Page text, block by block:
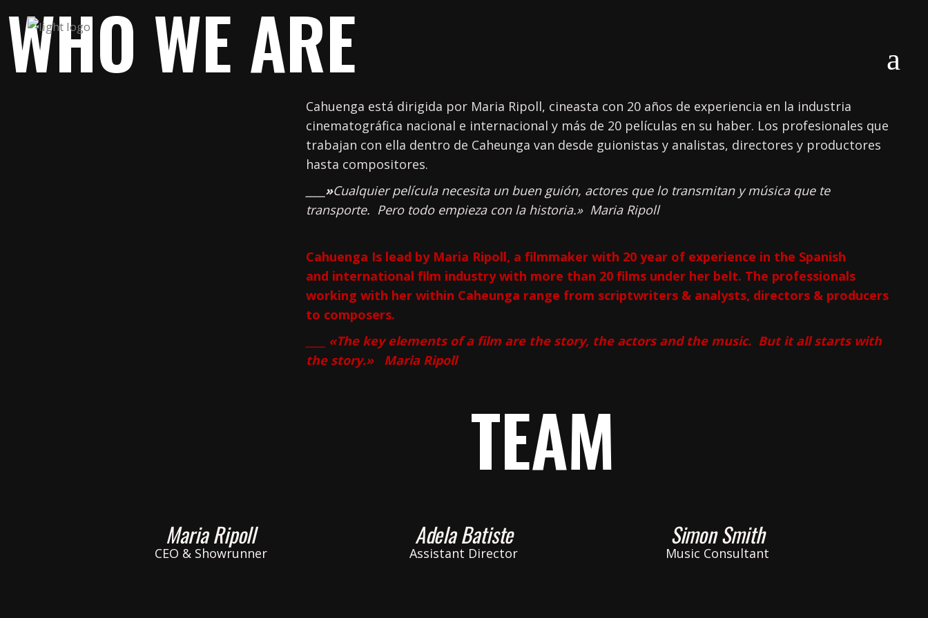
WHO WE ARE
Cahuenga está dirigida por Maria Ripoll, cineasta con 20 años de experiencia en la industria
cinematográfica nacional e internacional y más de 20 películas en su haber. Los profesionales que
trabajan con ella dentro de Caheunga van desde guionistas y analistas, directores y productores
hasta compositores.
____»Cualquier película necesita un buen guión, actores que lo transmitan y música que te
transporte. Pero todo empieza con la historia.» Maria Ripoll
Cahuenga Is lead by Maria Ripoll, a filmmaker with 20 year of experience in the Spanish
and international film industry with more than 20 films under her belt. The professionals
working with her within Caheunga range from scriptwriters & analysts, directors & producers
to composers.
____ «The key elements of a film are the story, the actors and the music. But it all starts with
the story.» Maria Ripoll
TEAM
Maria Ripoll
CEO & Showrunner
Adela Batiste
Assistant Director
Simon Smith
Music Consultant